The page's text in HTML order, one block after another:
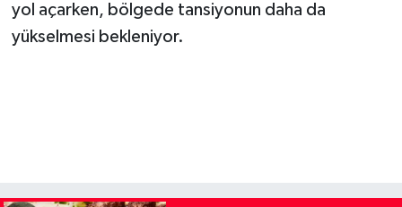
yol açarken, bölgede tansiyonun daha da
yükselmesi bekleniyor.